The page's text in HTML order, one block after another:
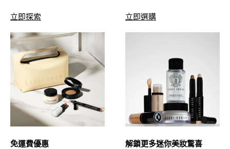
立即探索 立即選購
免運費優惠 解鎖更多迷你美妝驚喜